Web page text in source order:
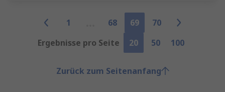
1 68 69
70
Ergebnisse pro Seite
20 50 100
Zurück zum Seitenanfang